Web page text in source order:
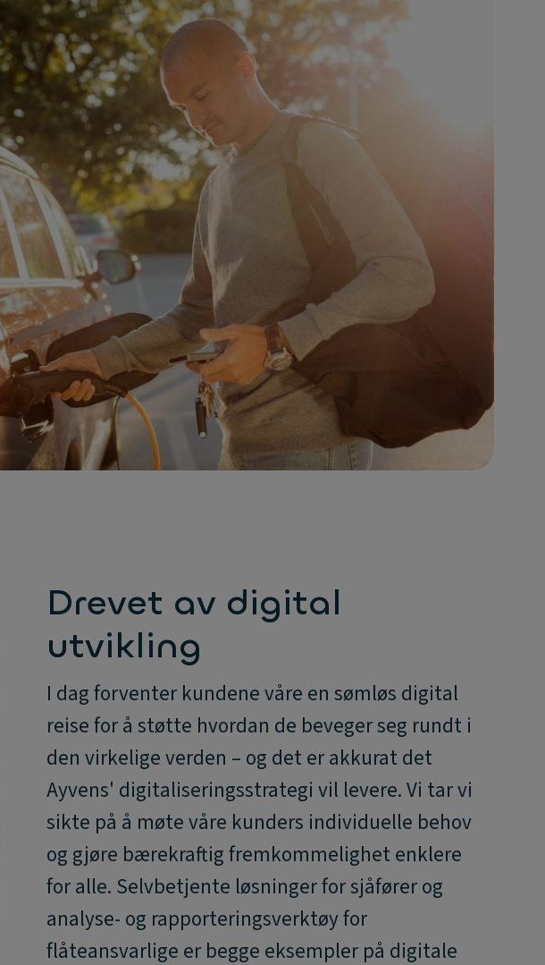
Drevet av digital
utvikling
I dag forventer kundene våre en sømløs digital
reise for å støtte hvordan de beveger seg rundt i
den virkelige verden – og det er akkurat det
Ayvens' digitaliseringsstrategi vil levere. Vi tar vi
sikte på å møte våre kunders individuelle behov
og gjøre bærekraftig fremkommelighet enklere
for alle. Selvbetjente løsninger for sjåfører og
analyse- og rapporteringsverktøy for
flåteansvarlige er begge eksempler på digitale